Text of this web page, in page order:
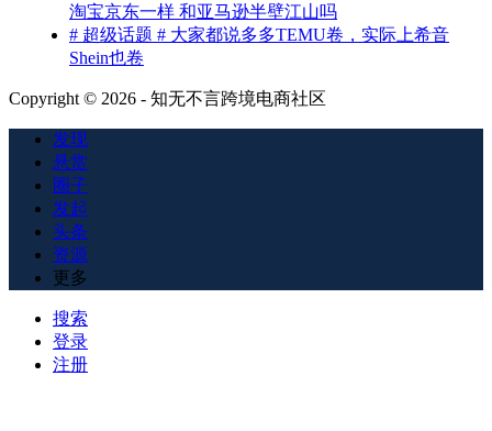
淘宝京东一样 和亚马逊半壁江山吗
# 超级话题 # 大家都说多多TEMU卷，实际上希音
Shein也卷
Copyright © 2026 - 知无不言跨境电商社区
发现
悬赏
圈子
发起
头条
资源
更多
搜索
登录
注册